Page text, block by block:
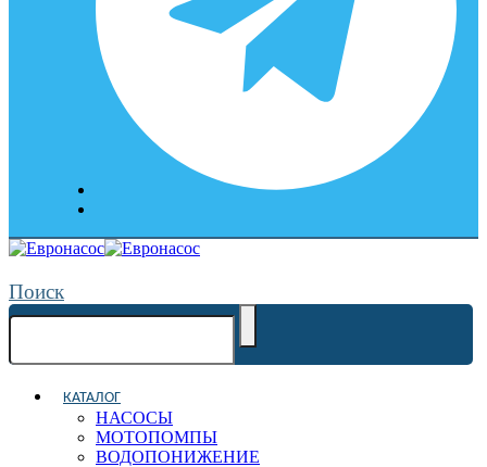
Поиск
КАТАЛОГ
НАСОСЫ
МОТОПОМПЫ
ВОДОПОНИЖЕНИЕ